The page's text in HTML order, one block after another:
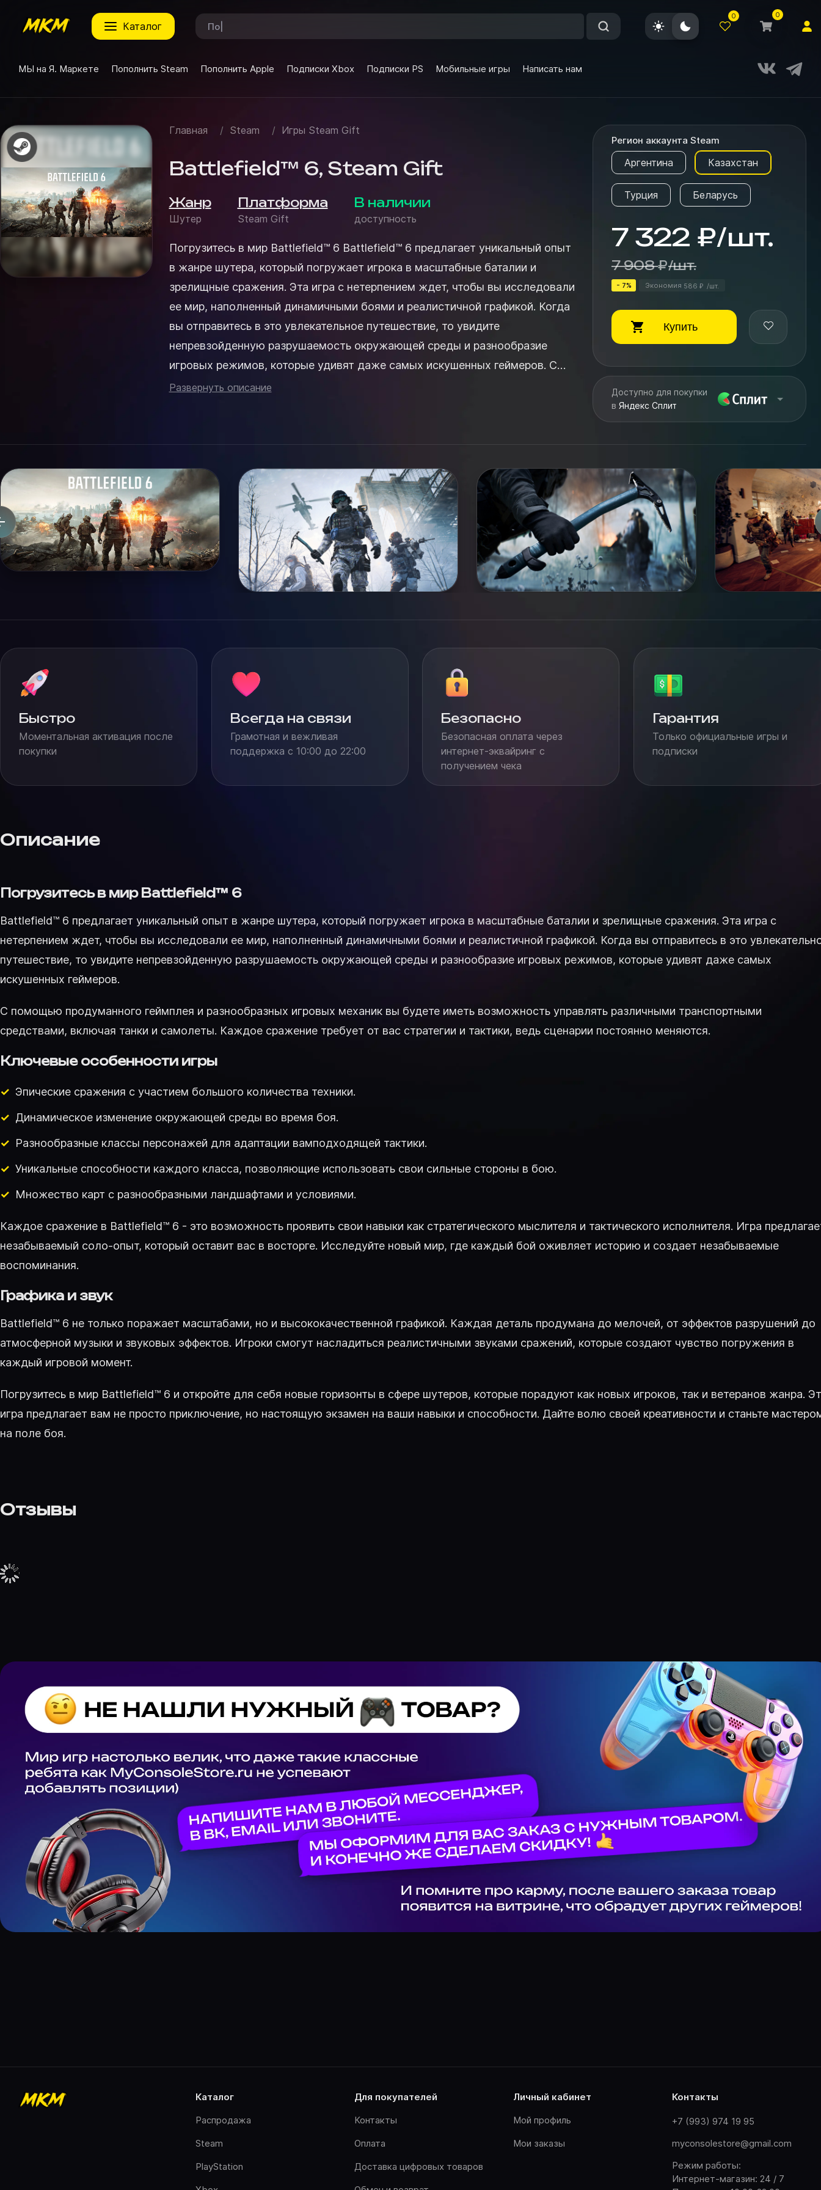
каталог
0 0
МЫ на Я. Маркете Пополнить Steam Пополнить Apple Подписки Xbox Подписки PS Мобильные игры Написать нам
Главная / Steam / Игры Steam Gift
Battlefield™ 6, Steam Gift
Жанр
Шутер
Платформа
Steam Gift
В наличии
доступность
Погрузитесь в мир Battlefield™ 6 Battlefield™ 6 предлагает уникальный опыт
в жанре шутера, который погружает игрока в масштабные баталии и
зрелищные сражения. Эта игра с нетерпением ждет, чтобы вы исследовали
ее мир, наполненный динамичными боями и реалистичной графикой. Когда
вы отправитесь в это увлекательное путешествие, то увидите
непревзойденную разрушаемость окружающей среды и разнообразие
игровых режимов, которые удивят даже самых искушенных геймеров. С
помощью продум...
Развернуть описание
Регион аккаунта Steam
Аргентина Казахстан
Турция Беларусь
7 322 ₽/шт.
7 908 ₽/шт.
- 7% Экономия 586 ₽ /шт.
Купить
Доступно для покупки
в Яндекс Сплит
Быстро
Моментальная активация после
покупки
Всегда на связи
Грамотная и вежливая
поддержка с 10:00 до 22:00
Безопасно
Безопасная оплата через
интернет-эквайринг с
получением чека
Гарантия
Только официальные игры и
подписки
Описание
Погрузитесь в мир Battlefield™ 6
Battlefield™ 6 предлагает уникальный опыт в жанре шутера, который погружает игрока в масштабные баталии и зрелищные сражения. Эта игра с
нетерпением ждет, чтобы вы исследовали ее мир, наполненный динамичными боями и реалистичной графикой. Когда вы отправитесь в это
путешествие, то увидите непревзойденную разрушаемость окружающей среды и разнообразие игровых режимов, которые удивят даже самых
искушенных геймеров.
С помощью продуманного геймплея и разнообразных игровых механик вы будете иметь возможность управлять различными транспортными
средствами, включая танки и самолеты. Каждое сражение требует от вас стратегии и тактики, ведь сценарии постоянно меняются.
Ключевые особенности игры
Эпические сражения с участием большого количества техники.
Динамическое изменение окружающей среды во время боя.
Разнообразные классы персонажей для адаптации вамподходящей тактики.
Уникальные способности каждого класса, позволяющие использовать свои сильные стороны в бою.
Множество карт с разнообразными ландшафтами и условиями.
Каждое сражение в Battlefield™ 6 - это возможность проявить свои навыки как стратегического мыслителя и тактического исполнителя. Игра
незабываемый соло-опыт, который оставит вас в восторге. Исследуйте новый мир, где каждый бой оживляет историю и создает незабываемые
воспоминания.
Графика и звук
Battlefield™ 6 не только поражает масштабами, но и высококачественной графикой. Каждая деталь продумана до мелочей, от эффектов разрушений до
атмосферной музыки и звуковых эффектов. Игроки смогут насладиться реалистичными звуками сражений, которые создают чувство погружения в
каждый игровой момент.
Погрузитесь в мир Battlefield™ 6 и откройте для себя новые горизонты в сфере шутеров, которые порадуют как новых игроков, так и ветеранов жанра.
игра предлагает вам не просто приключение, но настоящую экзамен на ваши навыки и способности. Дайте волю своей креативности и станьте
на поле боя.
Отзывы
каталог
Распродажа
Steam
PlayStation
для покупателей
Контакты
Оплата
Доставка цифровых товаров
личный кабинет
Мой профиль
Мои заказы
контакты
+7 (993) 974 19 95
myconsolestore@gmail.com
Режим работы:
Интернет-магазин: 24 / 7